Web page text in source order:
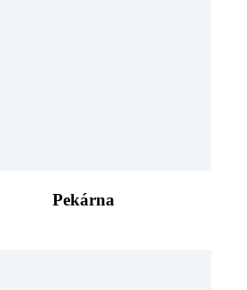
Pekárna